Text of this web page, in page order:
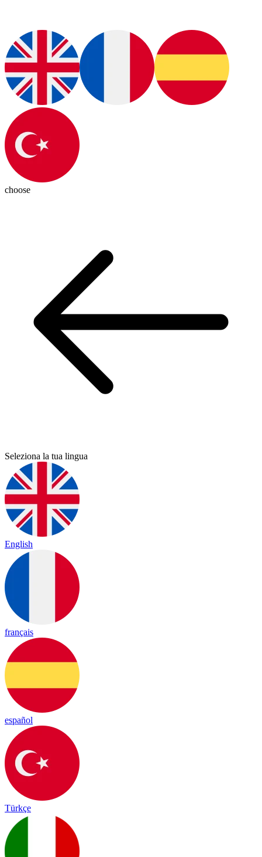
choose
Seleziona la tua lingua
English
français
español
Türkçe